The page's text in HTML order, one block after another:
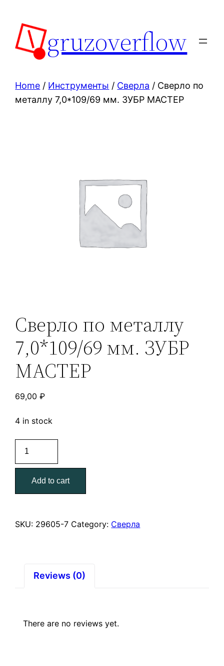
content
gruzoverflow
Home / Инструменты / Сверла / Сверло по
металлу 7,0*109/69 мм. ЗУБР МАСТЕР
Сверло по металлу
7,0*109/69 мм. ЗУБР
МАСТЕР
69,00₽
4 in stock
металлу
7,0*109/69
мм.
МАСТЕР
Add to cart
SKU: 29605-7 Category: Сверла
Reviews (0)
There are no reviews yet.